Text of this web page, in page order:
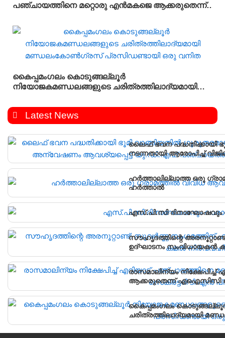
പഞ്ചായത്തിനെ മറ്റൊരു എൻമകജെ ആക്കരുതെന്ന്
കൈപ്പമംഗലം കൊടുങ്ങല്ലൂർ
നിയോജകമണ്ഡലങ്ങളുടെ ചരിത്രത്തിലാദ്യമായി
Latest News
ലൈഫ് ഭവന പദ്ധതിക്കായി
നടന്നതായി ആരോപിച്ച്
പഞ്ചായത്ത് ഓഫീസിലേക്ക്
ഹർത്താലില്ലാത്ത ഒരു
ഹർത്താൽ
എസ്.പി.സി ദിനാഘോഷവും
സൗഹൃദത്തിന്റെ
ഉദ്ഘാടനം സംവിധായകൻ
രാസമാലിന്യം
ആക്കരുതെന്ന് എഐസിസി
കൈപ്പമംഗലം
ചരിത്രത്തിലാദ്യമായി